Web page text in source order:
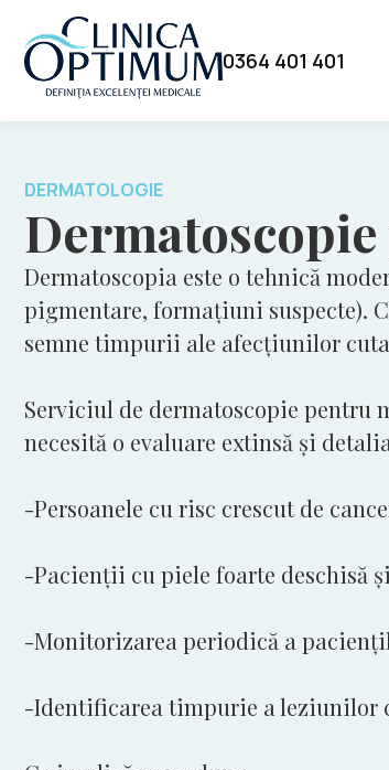
0364 401 401
DERMATOLOGIE
Dermatoscopia este o tehnică
pigmentare, formațiuni suspecte).
semne timpurii ale afecțiunilor
Serviciul de dermatoscopie pentru
necesită o evaluare extinsă și
-Persoanele cu risc crescut de
-Pacienții cu piele foarte deschisă
-Monitorizarea periodică a
-Identificarea timpurie a leziunilor